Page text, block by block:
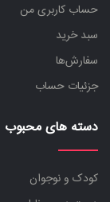
حساب کاربری من
سبد خرید
سفارش‌ها
جزئیات حساب
دسته های محبوب
کودک و نوجوان